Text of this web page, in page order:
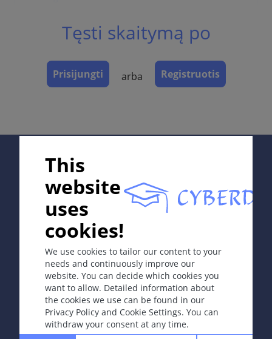
Gydymas
Apibrėžtis
Simptomai
Dažniausios odos T ląstelių limfomos (
fungoides) klinikiniai požymiai:
Plokštelių stadija (dėmės virsta plokštelėmis).
Navikų stadija (navikas (-ai) susidaro iš plokštelės
(-ių) arba de novo).
Visoms ligos stadijoms būdingas odos niežėjimas.
Odos B ląstelių limfomos klinikiniai požymiai: kupolo
formos raudonos papulės, mazgeliai arba mazgai.
Klasifikacija
Pirminės piktybinės odos ne Hodžkino limfomos
Tęsti skaitymą po
Prisijungti arba Registruotis
This
website
uses
cookies!
We use cookies to tailor our content to your
needs and continuously improve our
website. You can decide which cookies you
want to allow. Detailed information about
the cookies we use can be found in our
Privacy Policy and Cookie Settings. You can
withdraw your consent at any time.
In collaboration with Erasmus+ hEduLearnIt editorial
Copyright © 2003-2026 CYBERDERM Editorial Group
Founding Editor Guenter Burg, M.D. - Concept and
Coordination by Vahid Djamei, Zurich
All rights reserved.